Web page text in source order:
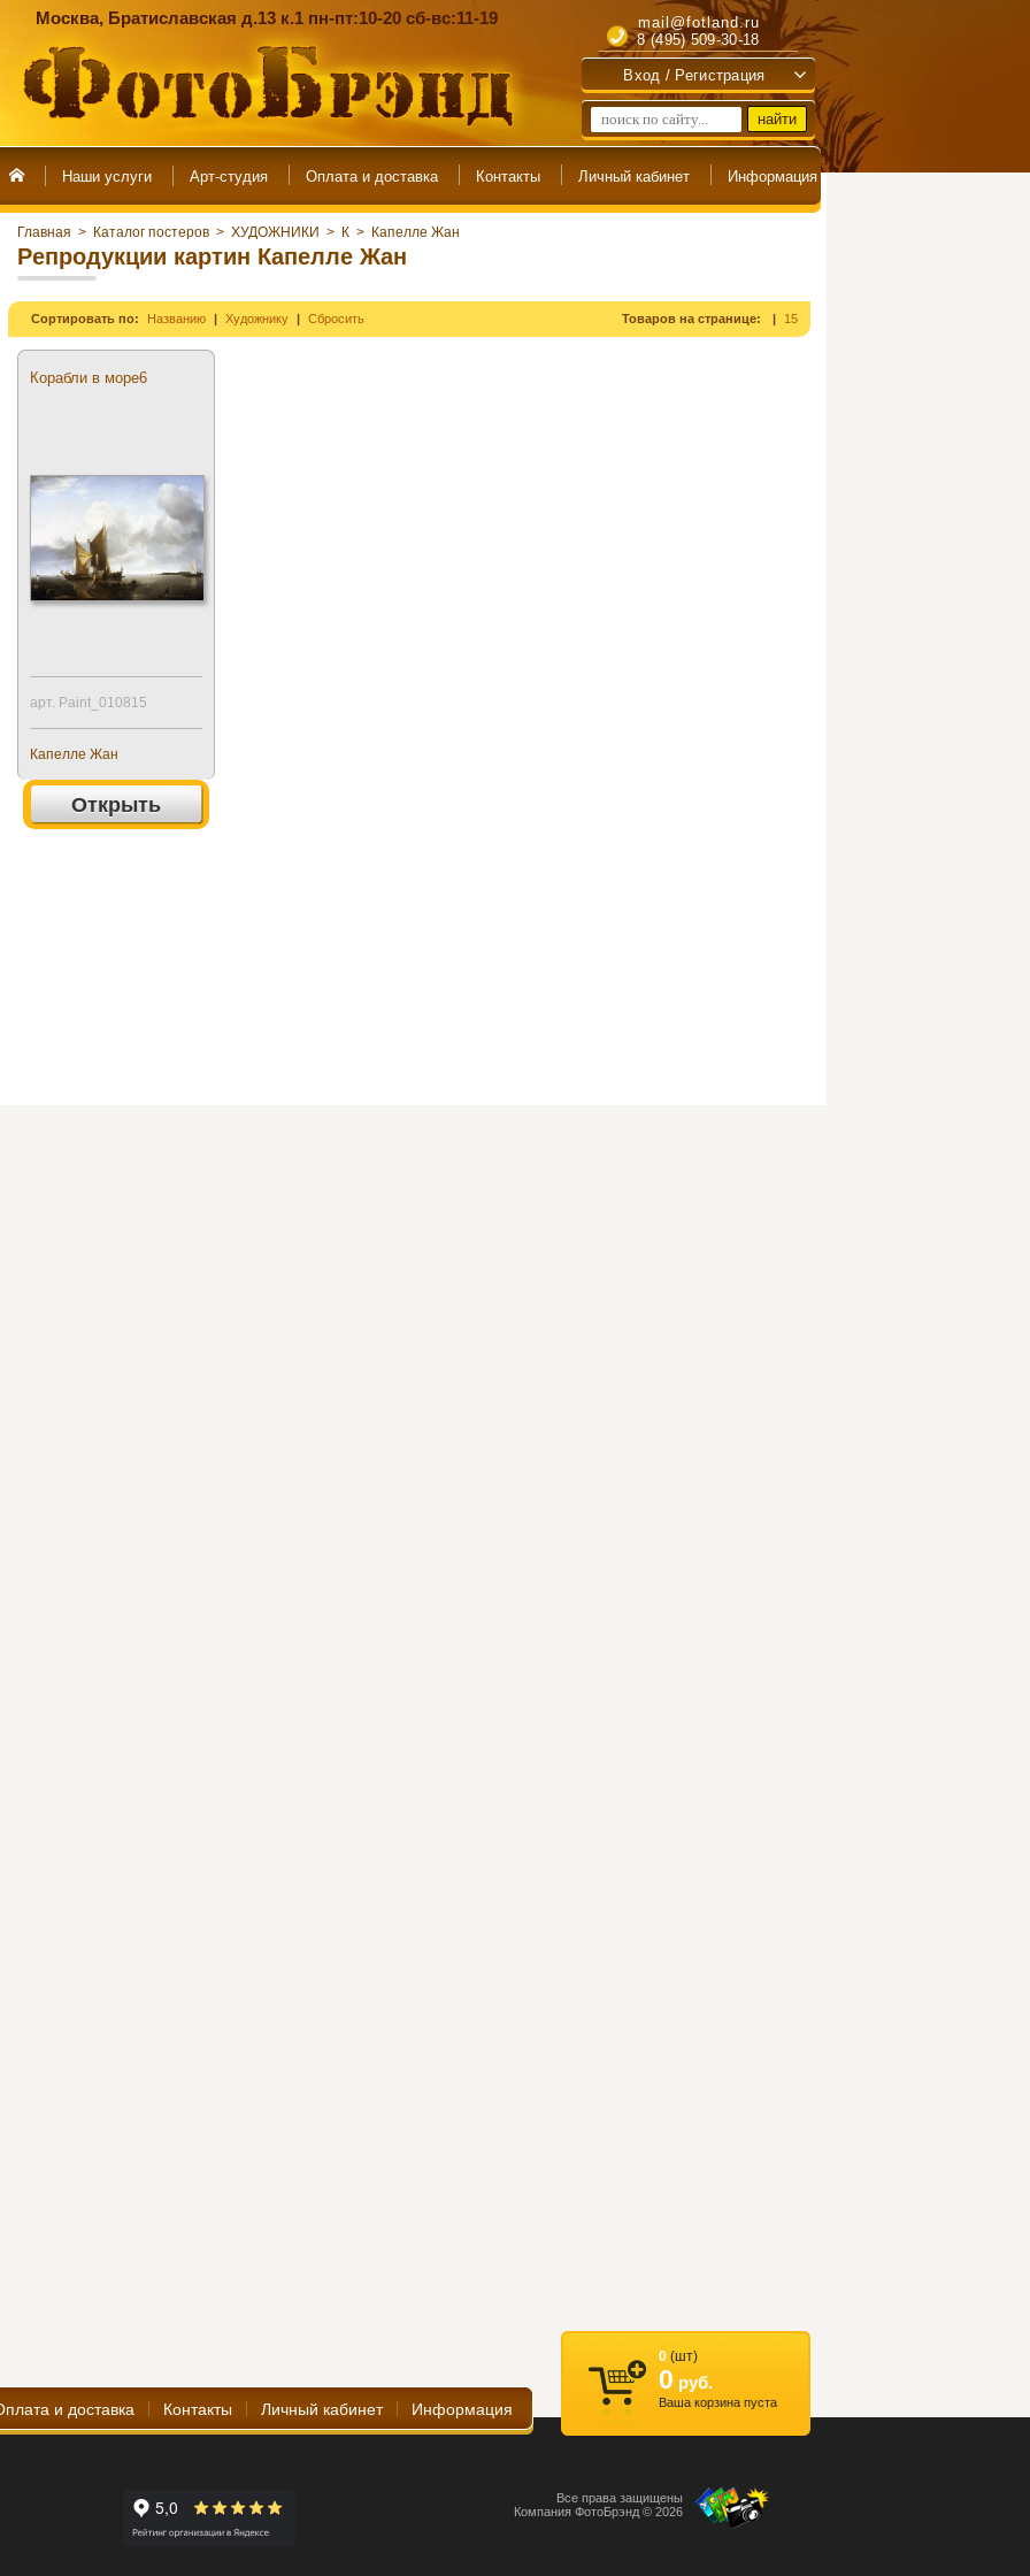
Москва, Братиславская д.13 к.1 пн-пт:10-20 сб-вс:11-19
mail@fotland.ru
8 (495) 509-30-18
Вход / Регистрация
Наши услуги Арт-студия
Главная > Каталог постеров > ХУДОЖНИКИ > К > Капелле Жан
Репродукции картин Капелле Жан
Сортировать по: Названию Художнику Сбросить Товаров на странице: 15
Корабли в море6
арт. Paint_010815
Капелле Жан
Открыть
0 (шт)
0 руб.
Ваша корзина пуста
Все права защищены
Компания ФотоБрэнд © 2026